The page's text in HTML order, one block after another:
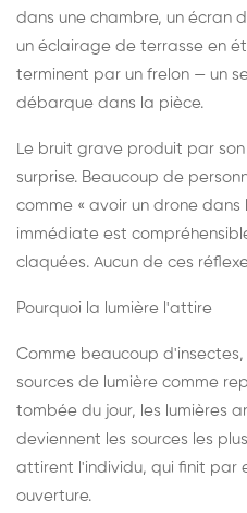
dans une chambre, un écran
un éclairage de terrasse en
terminent par un frelon — un
débarque dans la pièce.
Le bruit grave produit par
surprise. Beaucoup de
comme « avoir un drone dans
immédiate est
claquées. Aucun de ces
Pourquoi la lumière l'attire
Comme beaucoup
sources de lumière comme
tombée du jour, les lumières
deviennent les sources les
attirent l'individu, qui finit par
ouverture.